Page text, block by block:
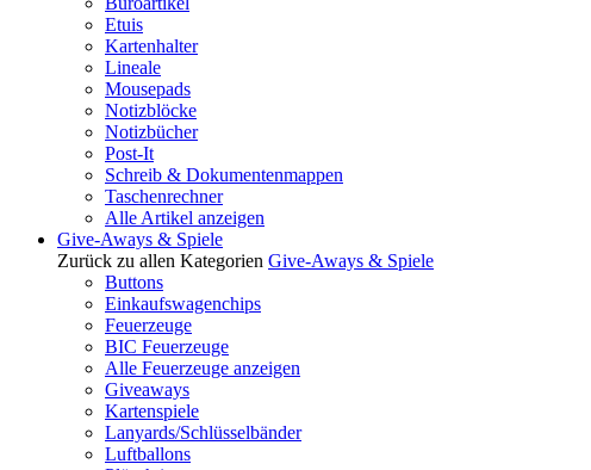
Etuis
Kartenhalter
Lineale
Mousepads
Notizblöcke
Notizbücher
Post-It
Schreib & Dokumentenmappen
Taschenrechner
Alle Artikel anzeigen
Give-Aways & Spiele
Zurück zu allen Kategorien Give-Aways & Spiele
Buttons
Einkaufswagenchips
Feuerzeuge
BIC Feuerzeuge
Alle Feuerzeuge anzeigen
Giveaways
Kartenspiele
Lanyards/Schlüsselbänder
Luftballons